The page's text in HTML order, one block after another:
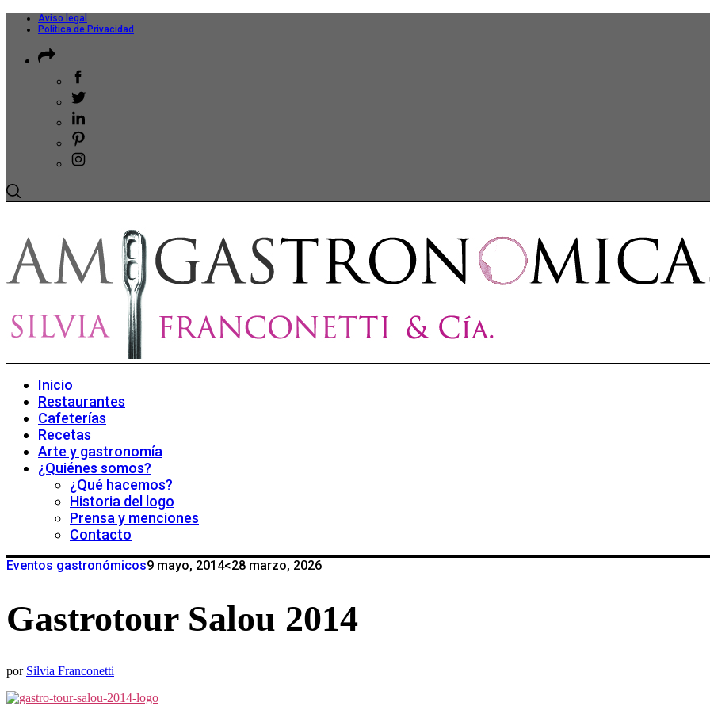
Aviso legal
Política de Privacidad
Inicio
Restaurantes
Cafeterías
Recetas
Arte y gastronomía
¿Quiénes somos?
¿Qué hacemos?
Historia del logo
Prensa y menciones
Contacto
Eventos gastronómicos9 mayo, 2014<28 marzo, 2026
Gastrotour Salou 2014
por Silvia Franconetti